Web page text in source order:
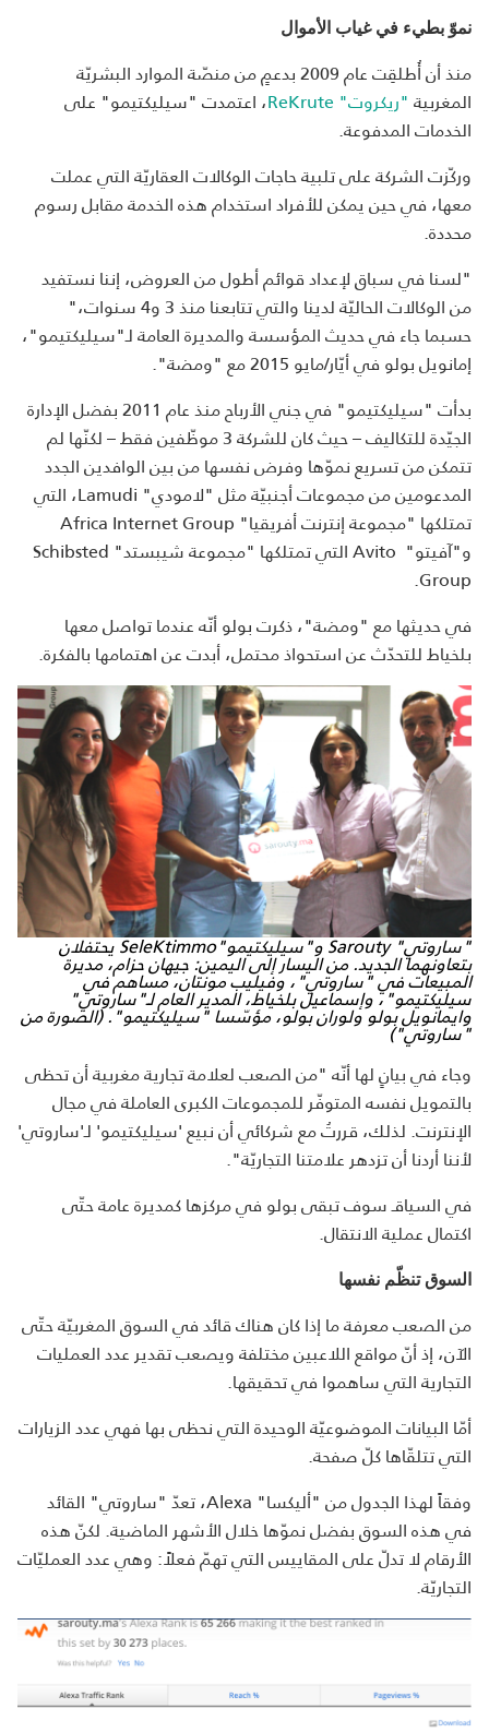
نموّ بطيء في غياب الأموال
منذ أن أُطلقِت عام 2009 بدعمٍ من منصّة الموارد البشريّة
المغربية"ريكروت" ReKrute
، اعتمدت "سيليكتيمو" على
الخدمات المدفوعة.
وركّزت الشركة على تلبية حاجات الوكالات العقاريّة التي عملت
معها، في حين يمكن للأفراد استخدام هذه الخدمة مقابل رسوم
محددة.
"لسنا في سباق لإعداد قوائم أطول من العروض، إننا نستفيد
من الوكالات الحاليّة لدينا والتي تتابعنا منذ 3 و4 سنوات،"
حسبما جاء في حديث المؤسسة والمديرة العامة لـ"سيليكتيمو"،
إمانويل بولو في أيّار/مايو 2015 مع "ومضة".
بدأت "سيليكتيمو" في جني الأرباح منذ عام 2011 بفضل الإدارة
الجيّدة للتكاليف – حيث كان للشركة 3 موظّفين فقط – لكنّها لم
تتمكن من تسريع نموّها وفرض نفسها من بين الوافدين الجدد
المدعومين من مجموعات أجنبيّة مثل "لامودي" Lamudi، التي
تمتلكها "مجموعة إنترنت أفريقيا" Africa Internet Group
و"آفيتو" Avito التي تمتلكها "مجموعة شيبستد" Schibsted
Group.
في حديثها مع "ومضة"، ذكرت بولو أنّه عندما تواصل معها
بلخياط للتحدّث عن استحواذ محتمل، أبدت عن اهتمامها بالفكرة.
"ساروتي"Saroutyو"سيليكتيمو"SeleKtimmoيحتفلان
بتعاونهما الجديد. من اليسار إلى اليمين: جيهان حزام، مديرة
المبيعات في "ساروتي"، وفيليب مونتان، مساهم في
سيليكتيمو"، وإسماعيل بلخياط، المدير العام لـ"ساروتي"
وايمانويل بولو ولوران بولو، مؤسّسا "سيليكتيمو". (الصورة من
"ساروتي")
وجاء في بيانٍ لها أنّه "من الصعب لعلامة تجارية مغربية أن تحظى
بالتمويل نفسه المتوفّر للمجموعات الكبرى العاملة في مجال
الإنترنت. لذلك، قررتُ مع شركائي أن نبيع 'سيليكتيمو' لـ'ساروتي'
لأننا أردنا أن تزدهر علامتنا التجاريّة".
في السياقـ سوف تبقى بولو في مركزها كمديرة عامة حتّى
اكتمال عملية الانتقال.
السوق تنظّم نفسها
من الصعب معرفة ما إذا كان هناك قائد في السوق المغربيّة حتّى
الآن، إذ أنّ مواقع اللاعبين مختلفة ويصعب تقدير عدد العمليات
التجارية التي ساهموا في تحقيقها.
أمّا البيانات الموضوعيّة الوحيدة التي نحظى بها فهي عدد الزيارات
التي تتلقّاها كلّ صفحة.
وفقاً لهذا الجدول من "أليكسا" Alexa، تعدّ "ساروتي" القائد
في هذه السوق بفضل نموّها خلال الأشهر الماضية. لكنّ هذه
الأرقام لا تدلّ على المقاييس التي تهمّ فعلاً: وهي عدد العمليّات
التجاريّة.